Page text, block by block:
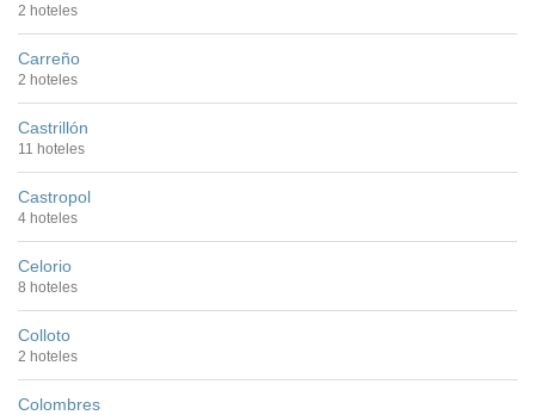
2 hoteles
Carreño
2 hoteles
Castrillón
11 hoteles
Castropol
4 hoteles
Celorio
8 hoteles
Colloto
2 hoteles
Colombres